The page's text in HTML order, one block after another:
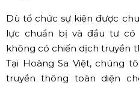
Dù tổ chức sự kiện được
lực chuẩn bị và đầu tư
không có chiến dịch truyền
Tại Hoàng Sa Việt, chúng
truyền thông toàn diện